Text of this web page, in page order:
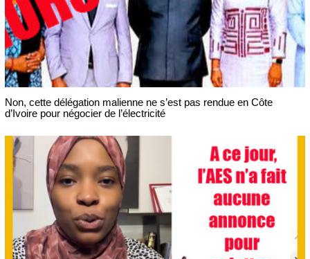
Non, cette délégation malienne ne s’est pas rendue en Côte
d’Ivoire pour négocier de l’électricité